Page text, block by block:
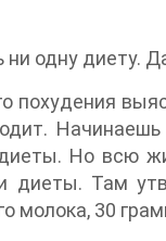
одну диету.
похудения
Но всю
диеты. Там
молока, 30